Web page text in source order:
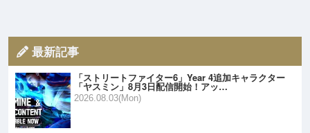
最新記事
「ストリートファイター6」Year 4追加キャラクター
「ヤスミン」8月3日配信開始！アッ…
2026.08.03(Mon)